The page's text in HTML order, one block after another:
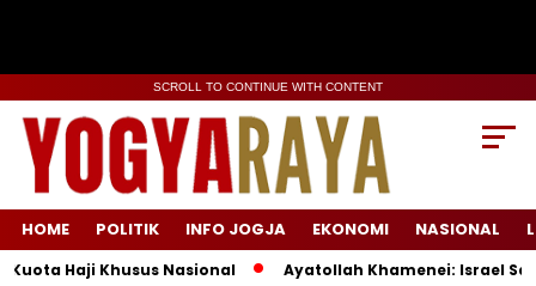
SCROLL TO CONTINUE WITH CONTENT
HOME POLITIK INFO JOGJA EKONOMI NASIONAL
Haji Khusus Nasional Ayatollah Khamenei: Israel